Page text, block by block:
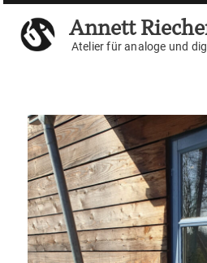
Weiter
zum
Inhalt
Annett
Atelier für analoge und